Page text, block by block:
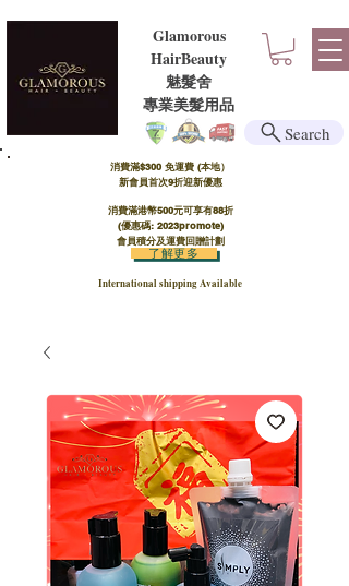
Glamorous
HairBeauty
魅髮舍
​​專業美髮用品
消費滿$300 免運費 (本地）​
新會員首次9折迎新優惠
消費滿港幣500元可享有88折
(優惠碼: 2023promote)
會員積分及運費回贈計劃
International shipping Available
了解更多
Search